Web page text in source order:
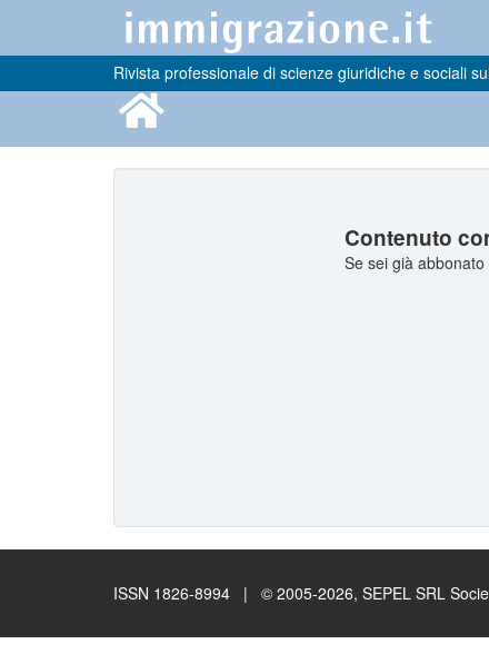
Rivista professionale di scienze giuridiche e sociali
Contenuto
Se sei già
ISSN 1826-8994 | © 2005-2026, SEPEL SRL